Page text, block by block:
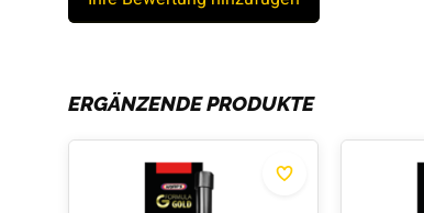
ERGÄNZENDE PRODUKTE